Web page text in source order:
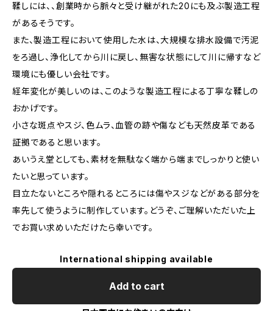
鞣しには、、創業時から脈々と受け継がれた20にも及ぶ製造工程
があるそうです。
また、製造工程において使用した水は、大規模な排水設備で汚泥
をろ過し、浄化してから川に戻し、無害な状態にして川に帰すなど
環境にも優しい会社です。
経年変化が美しいのは、このような製造工程による丁寧な鞣しの
おかげです。
小さな斑点やスジ、色ムラ、血管の跡や傷なども天然皮革である
証拠であると思います。
あいうえ堂としても、素材を無駄なく端から端までしっかりと使い
たいと思っています。
目立たないところや隠れるところには傷やスジなどがある部分を
率先して使うように制作しています。どうぞ、ご理解いただいた上
でお買い求めいただけたら幸いです。
International shipping available
Add to cart